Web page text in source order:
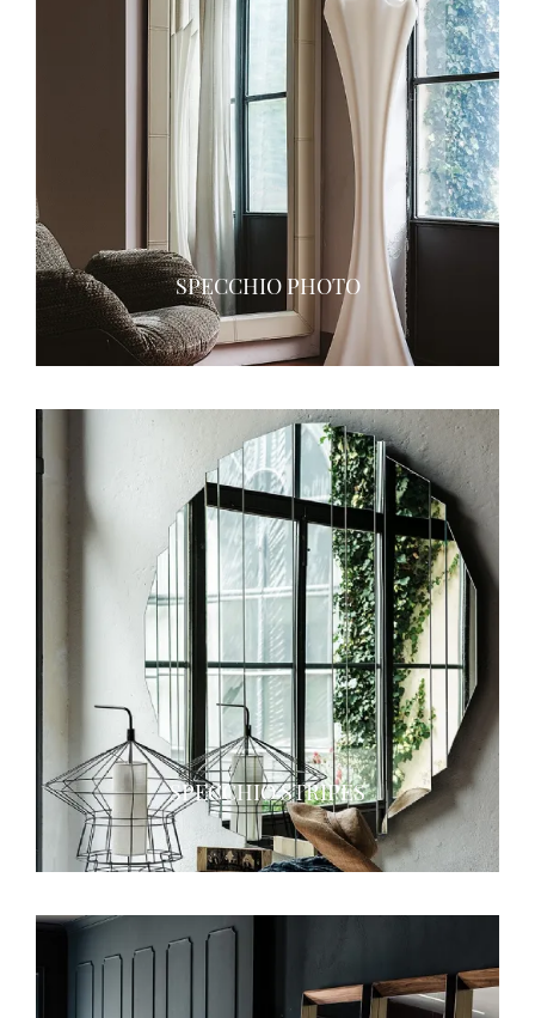
SPECCHIO PHOTO
SPECCHIO STRIPES